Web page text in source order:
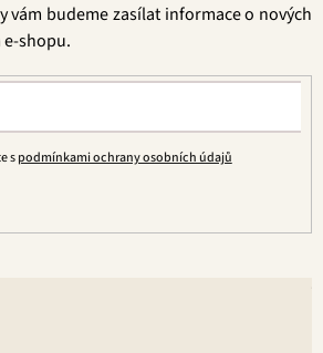
vám budeme zasílat informace o nových
shopu.
spodmínkami ochrany osobních údajů